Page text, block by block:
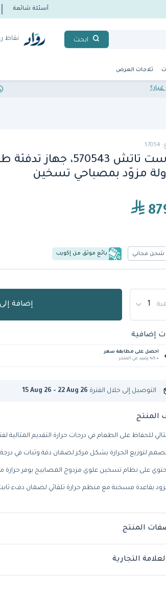
أسئلة شائعة
ابحث نقاط
ثلاجات العرض
هوست تاتش 570543،
مزوّد بمصباحي تسخين
شحن مجاني بائع موثق من إكويب
إضافة
إضافية
احصل على مطابقة سعر
+ %5 رصيد في المتجر
التوصيل إلى خلال الفترة 15 Aug 26 - 22 Aug 26
المنتج
للحفاظ على الطعام في درجات حرارة التقديم المثالية
لتوزيع الحرارة بشكل مركز لضمان دقة وثبات في درجة
على نظام تسخين علوي مزدوج المصابيح يوفر حرارة
بقاعدة مسخنة مع منظم حرارة تلقائي لضمان دفء
المنتج
التجارية